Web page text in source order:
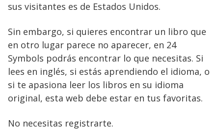
sus visitantes es de Estados Unidos.
Sin embargo, si quieres encontrar un libro que
en otro lugar parece no aparecer, en 24
Symbols podrás encontrar lo que necesitas. Si
lees en inglés, si estás aprendiendo el idioma, o
si te apasiona leer los libros en su idioma
original, esta web debe estar en tus favoritas.
No necesitas registrarte.